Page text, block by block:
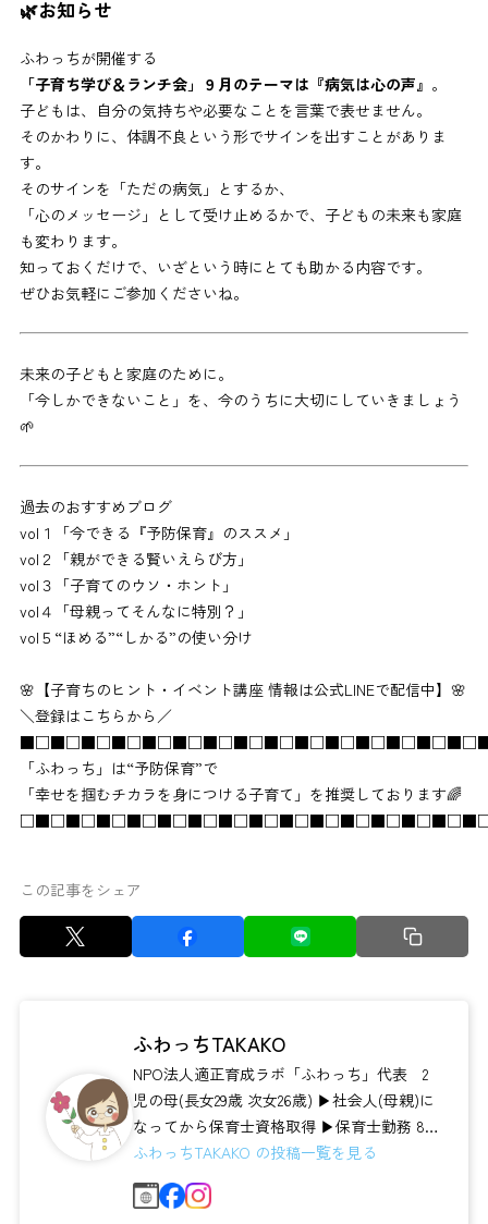
🌿お知らせ
ふわっちが開催する
「子育ち学び＆ランチ会」９月のテーマは『病気は心の声』 。
子どもは、自分の気持ちや必要なことを言葉で表せません。
そのかわりに、体調不良という形でサインを出すことがありま
す。
そのサインを「ただの病気」とするか、
「心のメッセージ」として受け止めるかで、子どもの未来も家庭
も変わります。
知っておくだけで、いざという時にとても助かる内容です。
ぜひお気軽にご参加くださいね。
未来の子どもと家庭のために。
「今しかできないこと」を、今のうちに大切にしていきましょう
🌱
過去のおすすめブログ
vol１「今できる『予防保育』のススメ」
vol２「親ができる賢いえらび方」
vol３「子育てのウソ・ホント」
vol４「母親ってそんなに特別？」
vol５“ほめる”“しかる”の使い分け
🌸【子育ちのヒント・イベント講座 情報は公式LINEで配信中】🌸
＼登録はこちらから／
「ふわっち」は“予防保育”で
「幸せを掴むチカラを身につける子育て」を推奨しております🌈
この記事をシェア
ふわっちTAKAKO
NPO法人適正育成ラボ「ふわっち」代表 2
児の母(長女29歳 次女26歳) ▶社会人(母親)に
なってから保育士資格取得 ▶保育士勤務 8
年 保育士養成校 講...
ふわっちTAKAKO の投稿一覧を見る